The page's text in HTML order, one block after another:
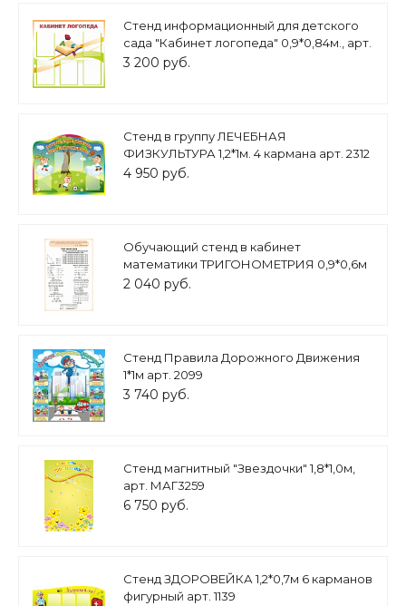
Стенд информационный для детского
сада "Кабинет логопеда" 0,9*0,84м., арт.
3288
3 200 руб.
Cтенд в группу ЛЕЧЕБНАЯ
ФИЗКУЛЬТУРА 1,2*1м. 4 кармана арт. 2312
4 950 руб.
Обучающий стенд в кабинет
математики ТРИГОНОМЕТРИЯ 0,9*0,6м
арт. 3197
2 040 руб.
Стенд Правила Дорожного Движения
1*1м арт. 2099
3 740 руб.
Стенд магнитный "Звездочки" 1,8*1,0м,
арт. МАГ3259
6 750 руб.
Стенд ЗДОРОВЕЙКА 1,2*0,7м 6 карманов
фигурный арт. 1139